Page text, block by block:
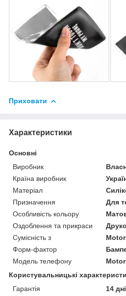
Приховати
Характеристики
Основні
Виробник
Країна виробник
Матеріал
Призначення
Для
Особливість кольору
Оздоблення та прикраси
Сумісність з
Форм-фактор
Модель телефону
Користувальницькі
Гарантія
14